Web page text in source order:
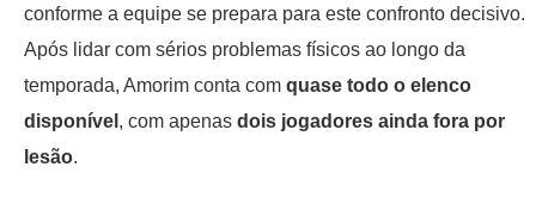
conforme a equipe se prepara para este confronto decisivo.
Após lidar com sérios problemas físicos ao longo da
temporada, Amorim conta com quase todo o elenco
disponível , com apenas dois jogadores ainda fora por
lesão.